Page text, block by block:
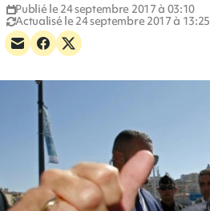
Publié le 24 septembre 2017 à 03:10
Actualisé le 24 septembre 2017 à 13:25